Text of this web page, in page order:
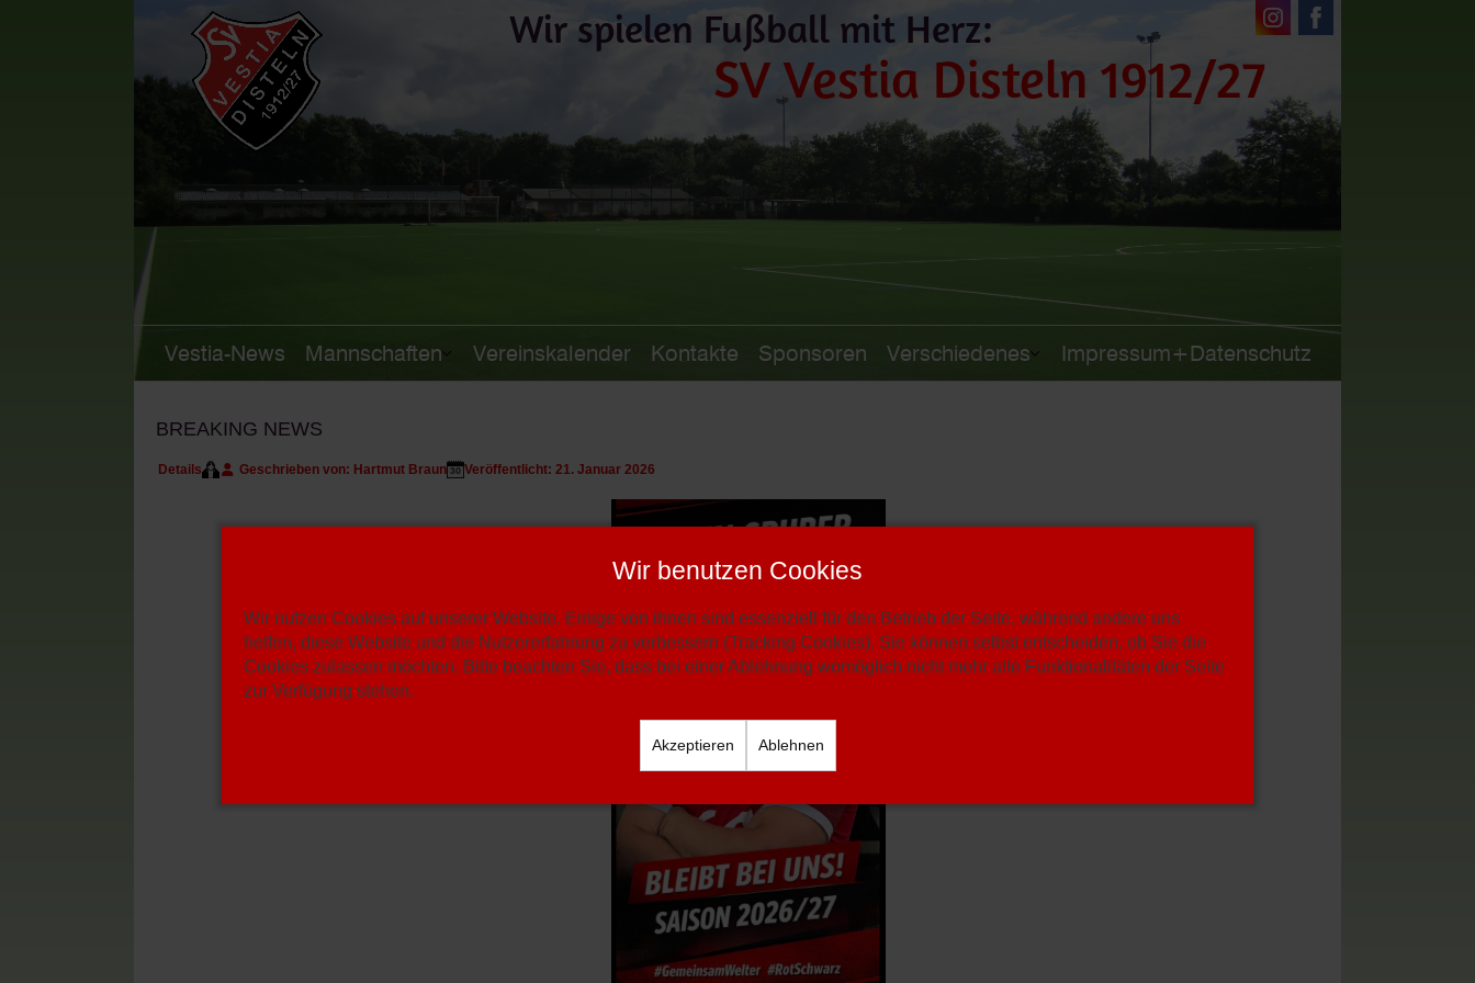
Vestia-News Mannschaften Vereinskalender Kontakte Sponsoren Verschiedenes Impressum+Datenschutz
SV Vestia Disteln 1912/27
Wir spielen Fußball mit Herz:
BREAKING NEWS
Details Geschrieben von: Hartmut Braun Veröffentlicht: 21. Januar 2026
Wir benutzen Cookies
Wir nutzen Cookies auf unserer Website. Einige von ihnen sind essenziell für den Betrieb der Seite, während andere uns
helfen, diese Website und die Nutzererfahrung zu verbessern (Tracking Cookies). Sie können selbst entscheiden, ob Sie die
Cookies zulassen möchten. Bitte beachten Sie, dass bei einer Ablehnung womöglich nicht mehr alle Funktionalitäten der Seite
zur Verfügung stehen.
Akzeptieren Ablehnen